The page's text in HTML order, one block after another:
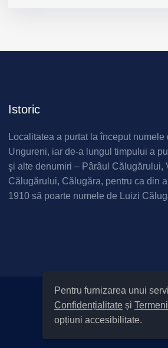
Pentru furnizarea unui
Confidențialitate și
opțiuni accesibilitate.
Istoric
Localitatea a purtat la început numele
Ungureni, iar de-a lungul timpului a
şi alte denumiri – Pârâul Călugărului,
Călugărului, Călugăra, pentru ca din
1910 să poarte numele de Luizi
|Informare